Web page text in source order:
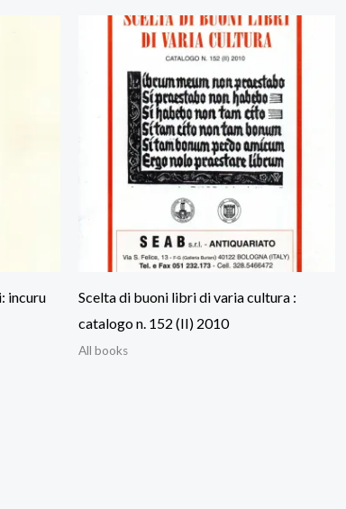
incuru
Scelta di buoni libri di varia cultura :
catalogo n. 152 (II) 2010
All books